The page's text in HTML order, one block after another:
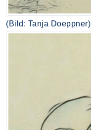
(Bild: Tanja Doeppner)